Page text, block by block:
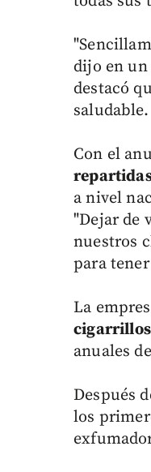
dijo en
destacó
saludable.
Con el
a nivel
"Dejar de
nuestros
para
La
cigarrillos
anuales
Después
los